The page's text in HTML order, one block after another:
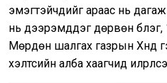
эмэгтэйчүүдийг араас нь
нь дээрэмддэг дөрвөн бүлэг,
Мөрдөн шалгах газрын Хүнд
хэлтсийн алба хаагчид